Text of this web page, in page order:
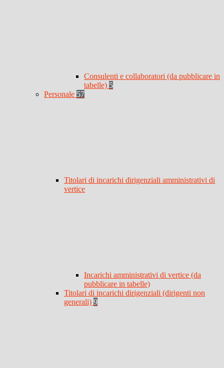
Consulenti e collaboratori (da pubblicare in
tabelle) 5
Personale 57
Titolari di incarichi dirigenziali amministrativi di
vertice
Incarichi amministrativi di vertice (da
pubblicare in tabelle)
Titolari di incarichi dirigenziali (dirigenti non
generali) 9